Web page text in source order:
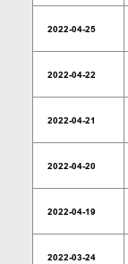
2022-04-25
2022-04-22
2022-04-21
2022-04-20
2022-04-19
2022-03-24